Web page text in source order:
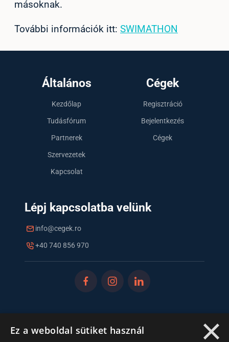
másoknak.
További információk itt: SWIMATHON
Általános
Kezdőlap
Tudásfórum
Partnerek
Szervezetek
Kapcsolat
Cégek
Regisztráció
Bejelentkezés
Cégek
Lépj kapcsolatba velünk
info@cegek.ro
+40 740 856 970
×
Ez a weboldal sütiket használ